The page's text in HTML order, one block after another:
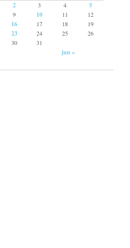
2 3 4 5
9 10 11 12
16 17 18
19
23 24 25 26
30 31
jun »